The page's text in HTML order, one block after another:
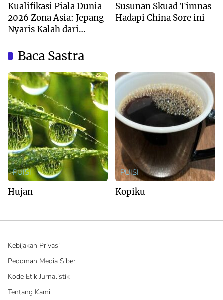
Kualifikasi Piala Dunia
2026 Zona Asia: Jepang
Nyaris Kalah dari
Susunan Skuad Timnas
Hadapi China Sore ini
Baca Sastra
PUISI
Hujan
PUISI
Kopiku
Kebijakan Privasi
Pedoman Media Siber
Kode Etik Jurnalistik
Tentang Kami